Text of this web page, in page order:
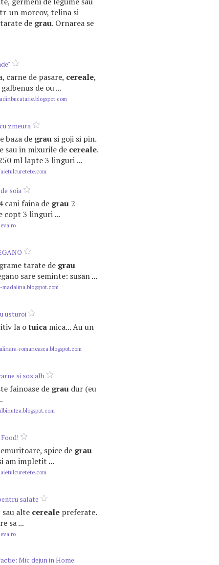
un morcov, telina si
de grau. Ornarea se
carne de pasare, cereale,
de ou ...
zmeura
baza de grau si goji si pin.
sau in mixurile de cereale.
ml lapte 3 linguri ...
soia
cani faina de grau 2
copt 3 linguri ...
tarate de grau
sare seminte: susan ...
usturoi
la otuica mica... Au un
romaneasca.blogspot.com
si sos alb
fainoase de grau dur (eu
spice de grau
am impletit ...
salate
sau alte cereale preferate.
sa ...
Mic dejun in Home